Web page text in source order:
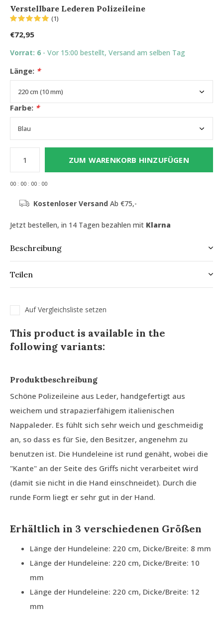
Verstellbare Lederen Polizeileine
(1)
€72,95
Vorrat: 6 - Vor 15:00 bestellt, Versand am selben Tag
Länge: *
Farbe: *
ZUM WARENKORB HINZUFÜGEN
00 : 00 : 00 : 00
Kostenloser Versand Ab €75,-
Jetzt bestellen, in 14 Tagen bezahlen mit Klarna
Beschreibung
Teilen
Auf Vergleichsliste setzen
This product is available in the
following variants:
Produktbeschreibung
Schöne Polizeileine aus Leder, handgefertigt aus
weichem und strapazierfähigem italienischen
Nappaleder. Es fühlt sich sehr weich und geschmeidig
an, so dass es für Sie, den Besitzer, angenehm zu
benutzen ist. Die Hundeleine ist rund genäht, wobei die
"Kante" an der Seite des Griffs nicht verarbeitet wird
(damit sie nicht in die Hand einschneidet). Durch die
runde Form liegt er sehr gut in der Hand.
Erhältlich in 3 verschiedenen Größen
Länge der Hundeleine: 220 cm, Dicke/Breite: 8 mm
Länge der Hundeleine: 220 cm, Dicke/Breite: 10
mm
Länge der Hundeleine: 220 cm, Dicke/Breite: 12
mm